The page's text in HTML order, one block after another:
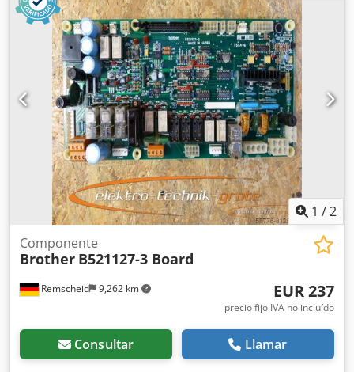
1 /2
Remscheid 9,262 km
Componente
Brother B521127-3 Board
EUR 237
precio fijo IVA no incluído
Consultar Llamar